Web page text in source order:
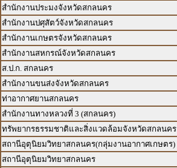
สำนักงานประมงจังหวัดสกลนคร
สำนักงานปศุสัตว์จังหวัดสกลนคร
สำนักงานเกษตรจังหวัดสกลนคร
สำนักงานสหกรณ์จังหวัดสกลนคร
ส.ป.ก. สกลนคร
สำนักงานขนส่งจังหวัดสกลนคร
ท่าอากาศยานสกลนคร
สำนักงานทางหลวงที่ 3 (สกลนคร)
ทรัพยากรธรรมชาติและสิ่งแวดล้อมจังหวัดสกลนคร
สถานีอุตุนิยมวิทยาสกลนคร(กลุ่มงานอากาศเกษตร)
สถานีอุตุนิยมวิทยาสกลนคร